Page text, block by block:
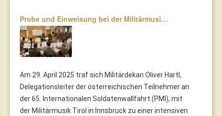
Probe und Einweisung bei der Militärmusi…
Am 29. April 2025 traf sich Militärdekan Oliver Hartl,
Delegationsleiter der österreichischen Teilnehmer an
der 65. Internationalen Soldatenwallfahrt (PMI), mit
der Militärmusik Tirol in Innsbruck zu einer intensiven